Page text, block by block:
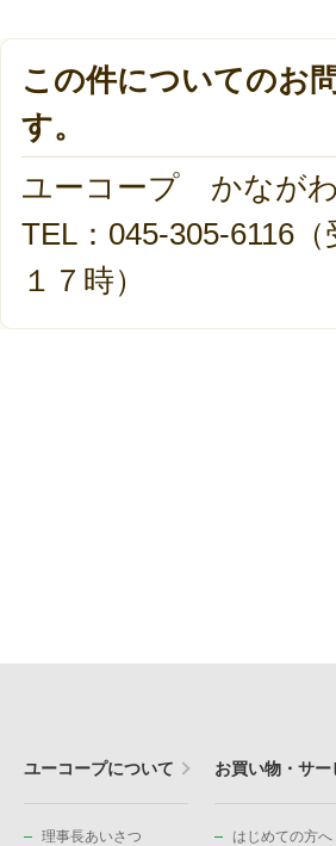
この件についてのお
す。
ユーコープ かなが
TEL：045-305-6116
１７時）
ユーコープについて
理事長あいさつ
お買い物・サー
はじめての方へ